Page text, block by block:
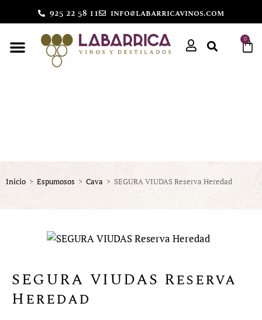
925 22 58 11 info@labarricavinos.com
0
Inicio > Espumosos > Cava > SEGURA VIUDAS Reserva Heredad
SEGURA VIUDAS Reserva
Heredad